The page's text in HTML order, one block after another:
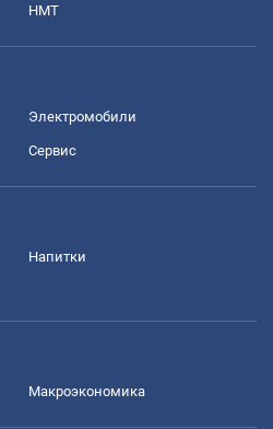
НМТ
Электромобили
Сервис
Напитки
Mакроэкономика